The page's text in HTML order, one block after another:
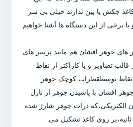
چکش یا پین ندارند خیلی بی سر
برخی از این دستگاه ها آشنا خواهیم
های جوهر افشان هم مانند پرینتر های
تصاویر و یا کاراکتر از نقاط
توسطقطرات کوچک جوهر
افشان با پاشیدن جوهر از نازل
الکتریکی،که ذرات جوهر شارژ شده
در ثانیه،بر روی کاغذ تشکیل می